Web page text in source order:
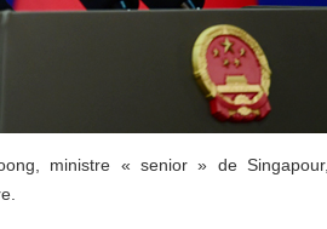
ministre « senior » de Singapour,